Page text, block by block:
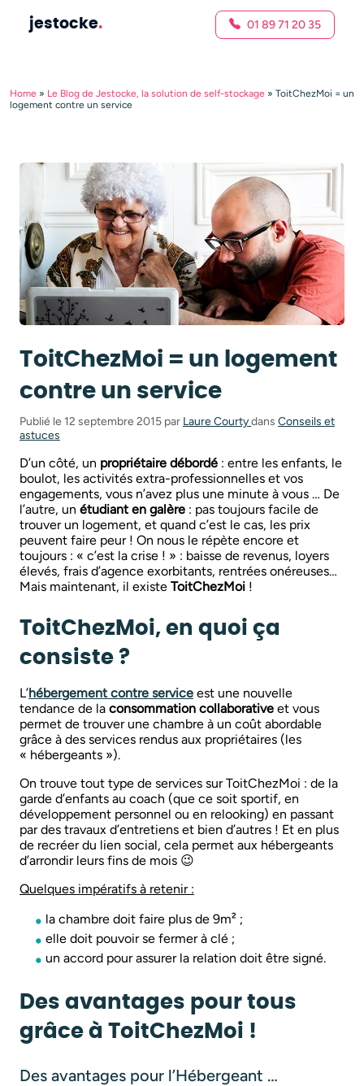
jestocke. 01 89 71 20 35
Home » Le Blog de Jestocke, la solution de self-stockage » ToitChezMoi = un
logement contre un service
ToitChezMoi = un logement
contre un service
Publié le 12 septembre 2015 par Laure Courtydans Conseils et
astuces
D’un côté, un propriétaire débordé : entre les enfants, le
boulot, les activités extra-professionnelles et vos
engagements, vous n’avez plus une minute à vous … De
l’autre, un étudiant en galère : pas toujours facile de
trouver un logement, et quand c’est le cas, les prix
peuvent faire peur ! On nous le répète encore et
toujours : « c’est la crise ! » : baisse de revenus, loyers
élevés, frais d’agence exorbitants, rentrées onéreuses…
Mais maintenant, il existe ToitChezMoi !
ToitChezMoi, en quoi ça
consiste ?
L’hébergement contre service est une nouvelle
tendance de la consommation collaborative et vous
permet de trouver une chambre à un coût abordable
grâce à des services rendus aux propriétaires (les
« hébergeants »).
On trouve tout type de services sur ToitChezMoi : de la
garde d’enfants au coach (que ce soit sportif, en
développement personnel ou en relooking) en passant
par des travaux d’entretiens et bien d’autres ! Et en plus
de recréer du lien social, cela permet aux hébergeants
d’arrondir leurs fins de mois 😉
Quelques impératifs à retenir :
la chambre doit faire plus de 9m² ;
elle doit pouvoir se fermer à clé ;
un accord pour assurer la relation doit être signé.
Des avantages pour tous
grâce à ToitChezMoi !
Des avantages pour l’Hébergeant …